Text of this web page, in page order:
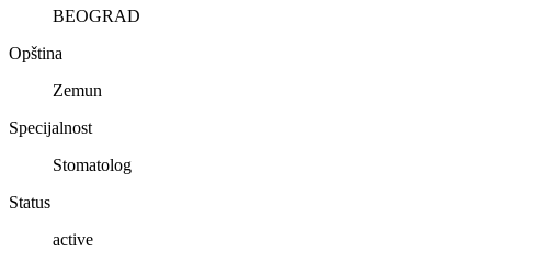
BEOGRAD
Opština
Zemun
Specijalnost
Stomatolog
Status
active